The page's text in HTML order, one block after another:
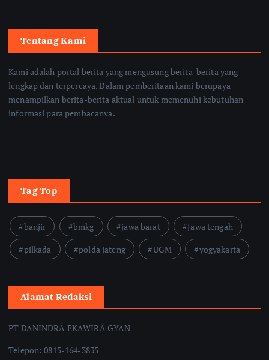
Tentang Kami
Kami adalah portal berita yang mengusung berita-berita yang
lengkap dan terpercaya. Dalam pemberitaan kami berupaya
menampilkan berita-berita aktual untuk memenuhi kebutuhan
informasi para pembacanya.
Tag Top
banjir bmkg jawa barat
Jawa tengah
pilkada
polda jateng UGM yogyakarta
Alamat Redaksi
PT DANINDRA EKAWIRA GYAN
Telepon: 0815-164-3835